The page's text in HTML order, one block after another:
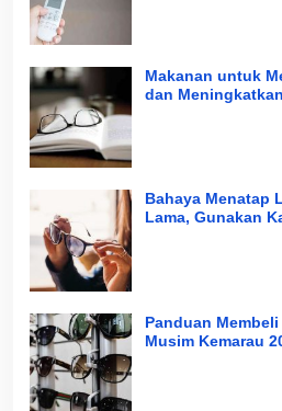
Makanan untuk
dan
Bahaya Menatap
Lama, Gunakan
Panduan
Musim Kemarau